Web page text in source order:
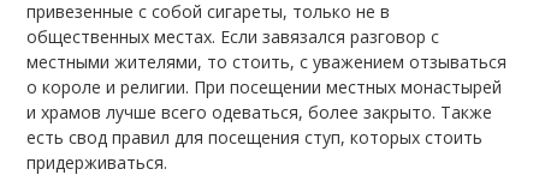
привезенные с собой сигареты, только не в
общественных местах. Если завязался разговор с
местными жителями, то стоить, с уважением отзываться
о короле и религии. При посещении местных монастырей
и храмов лучше всего одеваться, более закрыто. Также
есть свод правил для посещения ступ, которых стоить
придерживаться.